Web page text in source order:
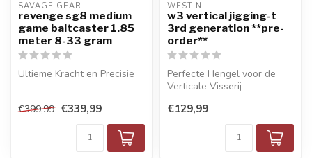
SAVAGE GEAR
revenge sg8 medium
game baitcaster 1.85
meter 8-33 gram
Ultieme Kracht en Precisie
€399,99 €339,99
WESTIN
w3 vertical jigging-t
3rd generation **pre-
order**
Perfecte Hengel voor de
Verticale Visserij
€129,99